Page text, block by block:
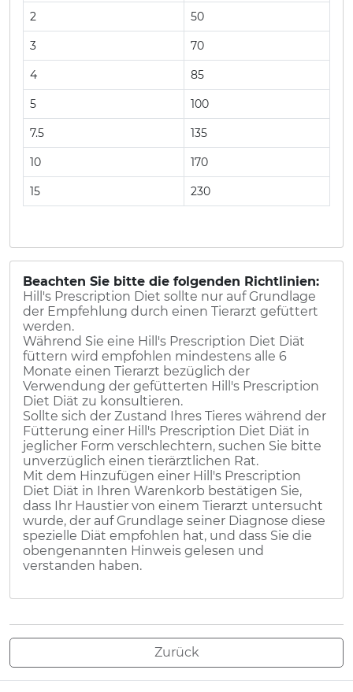
2 50
3 70
4 85
5 100
7.5 135
10 170
15 230
Beachten Sie bitte die folgenden Richtlinien:
Hill's Prescription Diet sollte nur auf Grundlage
der Empfehlung durch einen Tierarzt gefüttert
werden.
Während Sie eine Hill's Prescription Diet Diät
füttern wird empfohlen mindestens alle 6
Monate einen Tierarzt bezüglich der
Verwendung der gefütterten Hill's Prescription
Diet Diät zu konsultieren.
Sollte sich der Zustand Ihres Tieres während der
Fütterung einer Hill's Prescription Diet Diät in
jeglicher Form verschlechtern, suchen Sie bitte
unverzüglich einen tierärztlichen Rat.
Mit dem Hinzufügen einer Hill's Prescription
Diet Diät in Ihren Warenkorb bestätigen Sie,
dass Ihr Haustier von einem Tierarzt untersucht
wurde, der auf Grundlage seiner Diagnose diese
spezielle Diät empfohlen hat, und dass Sie die
obengenannten Hinweis gelesen und
verstanden haben.
Zurück